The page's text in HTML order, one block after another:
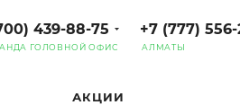
+7 (777)
АЛМАТЫ
439-88-75
ГОЛОВНОЙ ОФИС
АКЦИИ